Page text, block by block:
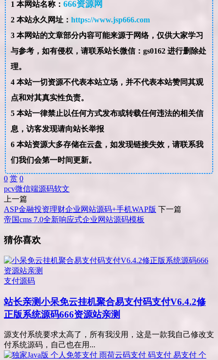
1 本网站名称： 666资源网
2本站永久网址： https://www.jsp666.com
3本网站的文章部分内容可能来源于网络，仅供大家学习
与参考，如有侵权，请联系站长微信：gs0162 进行删除处
理。
4本站一切资源不代表本站立场，并不代表本站赞同其观
点和对其真实性负责。
5本站一律禁止以任何方式发布或转载任何违法的相关信
息，访客发现请向站长举报
6本站资源大多存储在云盘，如发现链接失效，请联系我
们我们会第一时间更新。
0 赏 0
pcv微信端源码软文
上一篇
ASP金融投资理财企业网站源码+手机WAP版 下一篇
帝国cms 7.0全新响应式企业网站源码模板
猜你喜欢
支付源码
站长亲测小呆免云挂机聚合易支付码支付V6.4.2修
正版系统源码666资源站亲测
源支付系统要求太高了，所有我没用，这是一款我自己修改支
付系统源码，自己也在用...